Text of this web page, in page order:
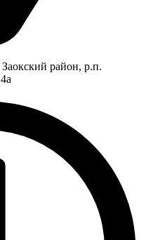
Заокский район, р.п.